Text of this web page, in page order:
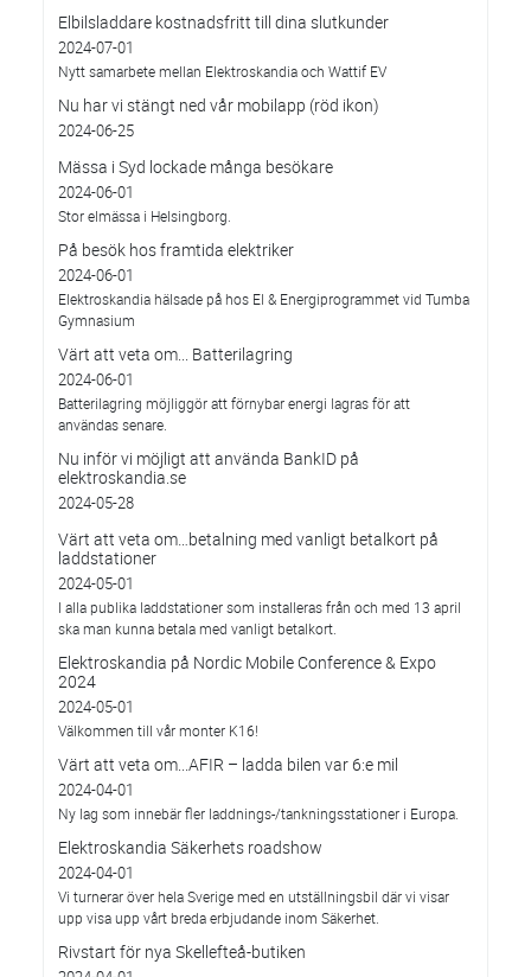
Elbilsladdare kostnadsfritt till dina slutkunder
2024-07-01
Nytt samarbete mellan Elektroskandia och Wattif EV
Nu har vi stängt ned vår mobilapp (röd ikon)
2024-06-25
Mässa i Syd lockade många besökare
2024-06-01
Stor elmässa i Helsingborg.
På besök hos framtida elektriker
2024-06-01
Elektroskandia hälsade på hos El & Energiprogrammet vid Tumba
Gymnasium
Värt att veta om... Batterilagring
2024-06-01
Batterilagring möjliggör att förnybar energi lagras för att
användas senare.
Nu inför vi möjligt att använda BankID på
elektroskandia.se
2024-05-28
Värt att veta om…betalning med vanligt betalkort på
laddstationer
2024-05-01
I alla publika laddstationer som installeras från och med 13 april
ska man kunna betala med vanligt betalkort.
Elektroskandia på Nordic Mobile Conference & Expo
2024
2024-05-01
Välkommen till vår monter K16!
Värt att veta om...AFIR – ladda bilen var 6:e mil
2024-04-01
Ny lag som innebär fler laddnings-/tankningsstationer i Europa.
Elektroskandia Säkerhets roadshow
2024-04-01
Vi turnerar över hela Sverige med en utställningsbil där vi visar
upp visa upp vårt breda erbjudande inom Säkerhet.
Rivstart för nya Skellefteå-butiken